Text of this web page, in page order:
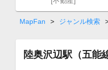
MapFan > ジャンル検索
陸奥沢辺駅（五